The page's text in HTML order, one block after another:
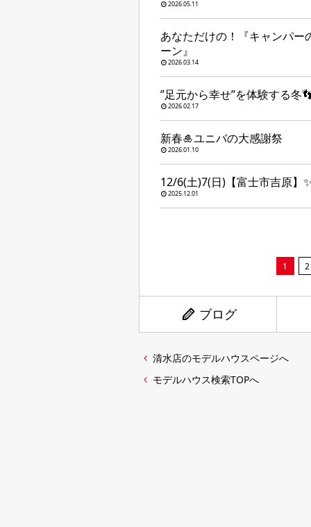
2026.05.11
あなただけの！『キャンパ
ーン』
2026.03.14
”足元から幸せ”を体験する冬
2026.02.17
新春🎍ユニバの大感謝祭
2026.01.10
12/6(土)7(日)【富士市吉原】
2025.12.01
1 2
ブログ
清水店のモデルハウスページへ
モデルハウス検索TOPへ